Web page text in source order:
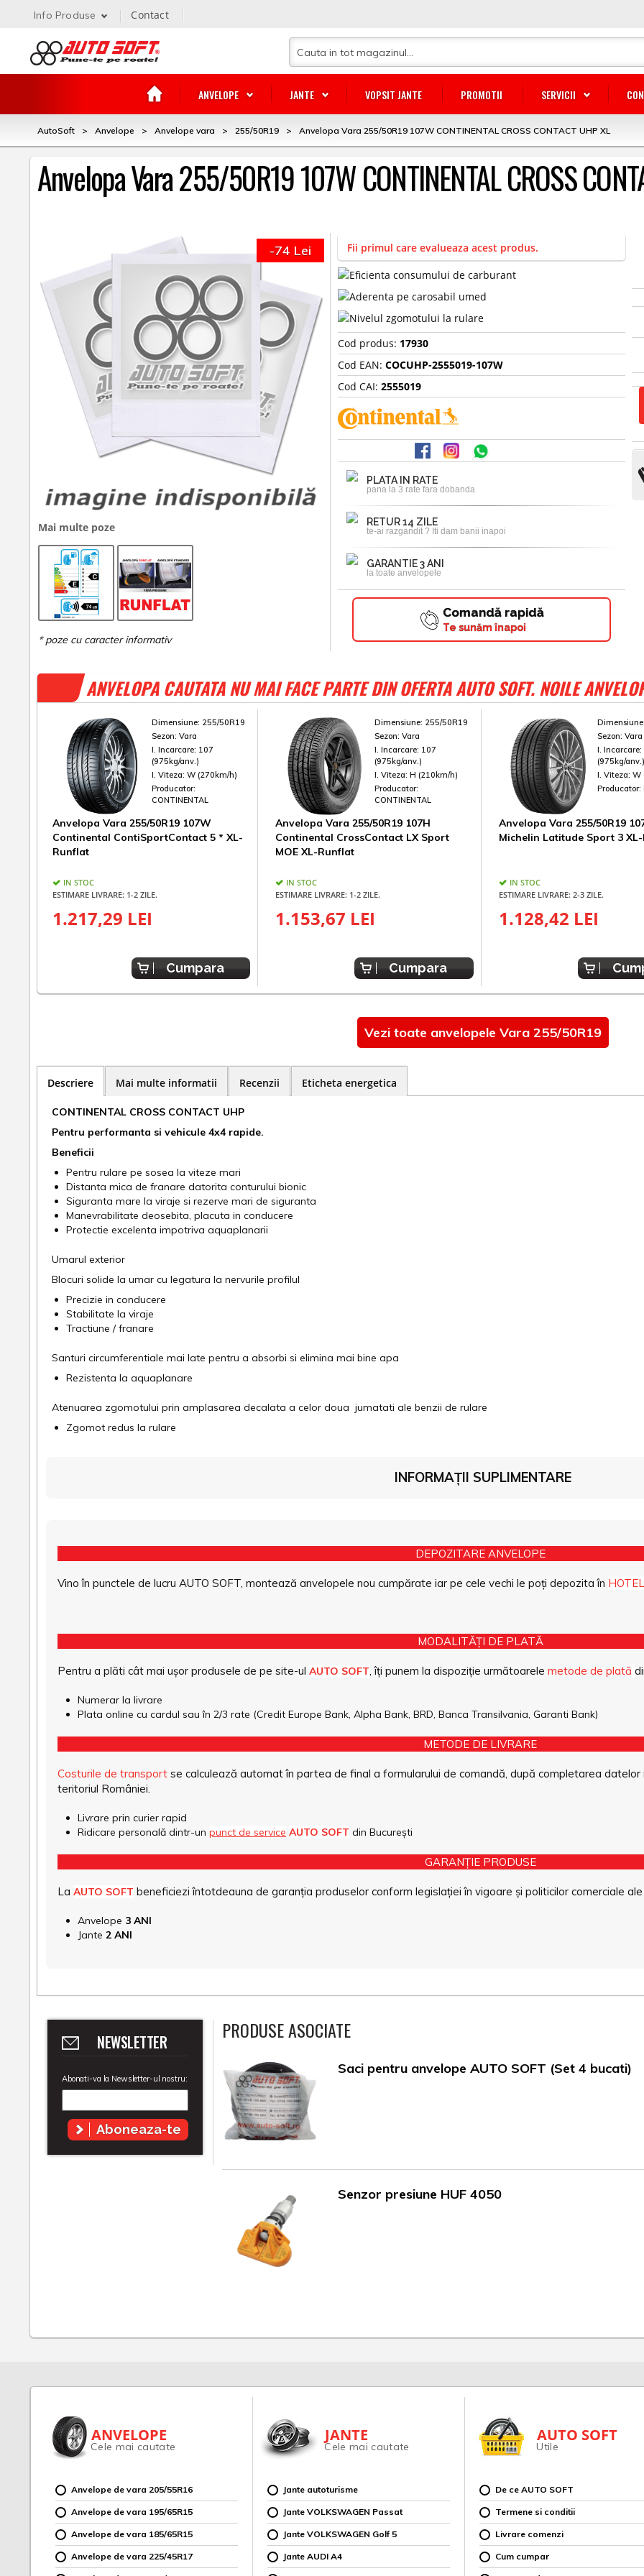
ANVELOPE JANTE VOPSIT JANTE PROMOTII SERVICII
Info Produse Contact
AutoSoft > Anvelope > Anvelope vara > 255/50R19 > Anvelopa Vara 255/50R19 107W CONTINENTAL CROSS CONTACT UHP XL
Anvelopa Vara 255/50R19 107W CONTINENTAL CROSS
Mai multe poze
-74 Lei Fii primul care evalueaza acest produs.
Cod produs: 17930
Cod EAN:COCUHP-2555019-107W
Cod CAI:2555019
PLATA IN RATE
pana la 3 rate fara dobanda
RETUR 14 ZILE
te-ai razgandit ? Iti dam banii inapoi
GARANTIE 3 ANI
la toate anvelopele
Comandă rapidă
Te sunăm înapoi
ANVELOPA CAUTATA NU MAI FACE PARTE DIN OFERTA AUTO SOFT. NOILE
Dimensiune: 255/50R19
Sezon: Vara
I. Incarcare: 107
(975kg/anv.)
I. Viteza: W (270km/h)
Producator:
CONTINENTAL
Anvelopa Vara 255/50R19 107W
Continental ContiSportContact 5 * XL-
Runflat
IN STOC
ESTIMARE LIVRARE: 1-2 ZILE.
1.217,29 LEI
Cumpara
Dimensiune: 255/50R19
Sezon: Vara
I. Incarcare: 107
(975kg/anv.)
I. Viteza: H (210km/h)
Producator:
CONTINENTAL
Anvelopa Vara 255/50R19 107H
Continental CrossContact LX Sport
MOE XL-Runflat
IN STOC
ESTIMARE LIVRARE: 1-2 ZILE.
1.153,67 LEI
Cumpara
Dimensiune:
Sezon:Vara
I. Incarcare:
(975kg/anv.)
I. Viteza:W
Producator:
Anvelopa Vara 255/50R19
Michelin Latitude Sport 3
IN STOC
ESTIMARE LIVRARE: 2-3 ZILE.
1.128,42 LEI
Vezi toate anvelopele Vara 255/50R19
Descriere Mai multe informatii Recenzii Eticheta energetica
CONTINENTAL CROSS CONTACT UHP
Pentru performanta si vehicule 4x4 rapide.
Beneficii
Pentru rulare pe sosea la viteze mari
Distanta mica de franare datorita conturului bionic
Siguranta mare la viraje si rezerve mari de siguranta
Manevrabilitate deosebita, placuta in conducere
Protectie excelenta impotriva aquaplanarii
Umarul exterior
Blocuri solide la umar cu legatura la nervurile profilul
Precizie in conducere
Stabilitate la viraje
Tractiune / franare
Santuri circumferentiale mai late pentru a absorbi si elimina mai bine apa
Rezistenta la aquaplanare
Atenuarea zgomotului prin amplasarea decalata a celor doua jumatati ale benzii de rulare
Zgomot redus la rulare
INFORMAȚII SUPLIMENTARE
DEPOZITARE ANVELOPE
Vino în punctele de lucru AUTO SOFT, montează anvelopele nou cumpărate iar pe cele vechi le poți depozita în
MODALITĂȚI DE PLATĂ
Pentru a plăti cât mai ușor produsele de pe site-ul AUTO SOFT, îți punem la dispoziție următoarele metode de plată
Numerar la livrare
Plata online cu cardul sau în 2/3 rate (Credit Europe Bank, Alpha Bank, BRD, Banca Transilvania, Garanti Bank)
METODE DE LIVRARE
Costurile de transport se calculează automat în partea de final a formularului de comandă, după completarea
teritoriul României.
Livrare prin curier rapid
Ridicare personală dintr-un punct de service AUTO SOFT din București
GARANȚIE PRODUSE
La AUTO SOFT beneficiezi întotdeauna de garanția produselor conform legislației în vigoare și politicilor comerciale
Anvelope 3 ANI
Jante 2 ANI
NEWSLETTER
Abonati-va la Newsletter-ul nostru:
Aboneaza-te
PRODUSE ASOCIATE
Saci pentru anvelope AUTO SOFT (Set 4 bucati)
Senzor presiune HUF 4050
ANVELOPE
Cele mai cautate
Anvelope de vara 205/55R16
Anvelope de vara 195/65R15
Anvelope de vara 185/65R15
Anvelope de vara 225/45R17
JANTE
Cele mai cautate
Jante autoturisme
Jante VOLKSWAGEN Passat
Jante VOLKSWAGEN Golf 5
Jante AUDI A4
AUTO SOFT
Utile
De ce AUTO SOFT
Termene si conditii
Livrare comenzi
Cum cumpar